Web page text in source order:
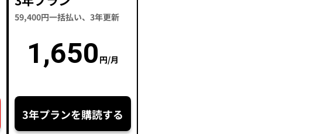
59,400円一括払い、3年更新
1,650 円/月
3年プランを購読する